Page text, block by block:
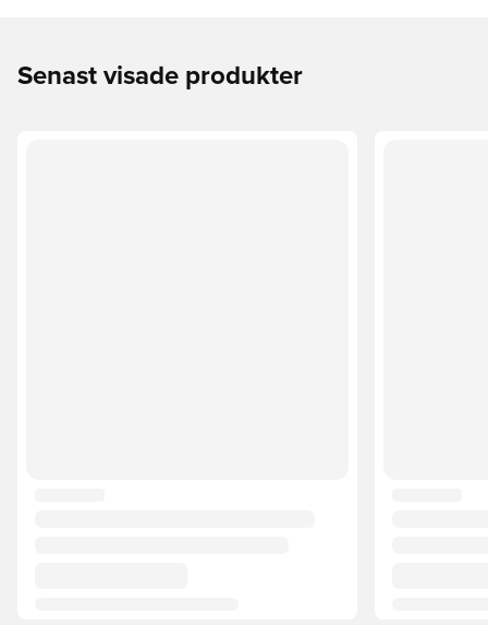
Senast visade produkter